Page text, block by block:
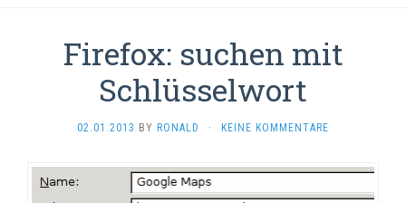
Firefox: suchen mit
Schlüsselwort
02.01.2013 BY RONALD · KEINE KOMMENTARE